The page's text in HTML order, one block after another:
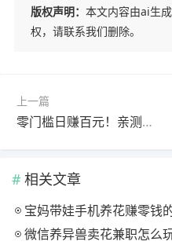
版权声明： 本文内容由ai生
权，请联系我们删除。
上一篇
零门槛日赚百元！亲测靠谱的3个手机副业
相关文章
宝妈带娃手机养花赚零钱
微信养异兽卖花兼职怎么